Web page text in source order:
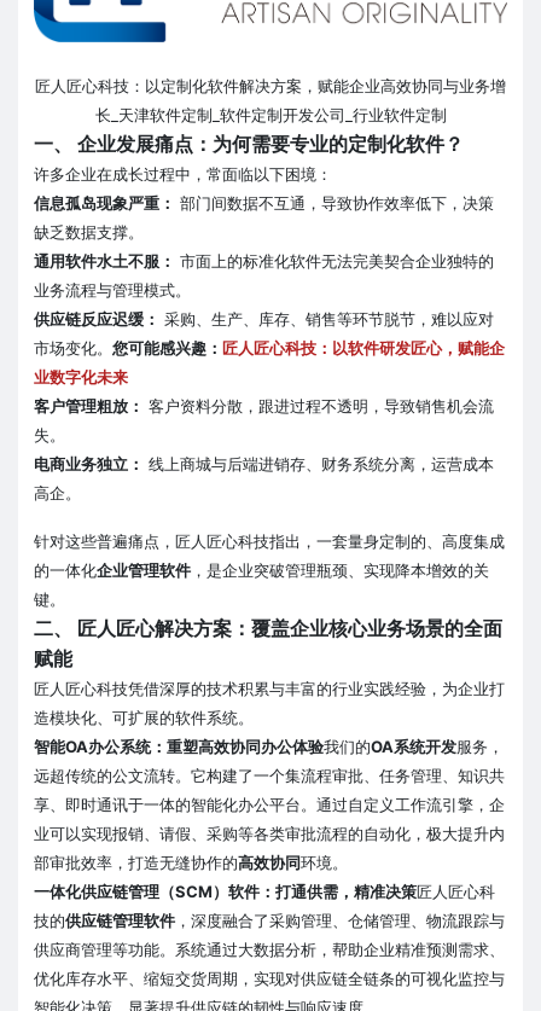
匠人匠心科技：以定制化软件解决方案，赋能企业高效协同与业务增
长_天津软件定制_软件定制开发公司_行业软件定制
一、 企业发展痛点：为何需要专业的定制化软件？
许多企业在成长过程中，常面临以下困境：
信息孤岛现象严重： 部门间数据不互通，导致协作效率低下，决策
缺乏数据支撑。
通用软件水土不服： 市面上的标准化软件无法完美契合企业独特的
业务流程与管理模式。
供应链反应迟缓： 采购、生产、库存、销售等环节脱节，难以应对
市场变化。 您可能感兴趣： 匠人匠心科技：以软件研发匠心，赋能企
业数字化未来
客户管理粗放： 客户资料分散，跟进过程不透明，导致销售机会流
失。
电商业务独立： 线上商城与后端进销存、财务系统分离，运营成本
高企。
针对这些普遍痛点，匠人匠心科技指出，一套量身定制的、高度集成
的一体化企业管理软件，是企业突破管理瓶颈、实现降本增效的关
键。
二、 匠人匠心解决方案：覆盖企业核心业务场景的全面
赋能
匠人匠心科技凭借深厚的技术积累与丰富的行业实践经验，为企业打
造模块化、可扩展的软件系统。
智能OA办公系统：重塑高效协同办公体验我们的OA系统开发服务，
远超传统的公文流转。它构建了一个集流程审批、任务管理、知识共
享、即时通讯于一体的智能化办公平台。通过自定义工作流引擎，企
业可以实现报销、请假、采购等各类审批流程的自动化，极大提升内
部审批效率，打造无缝协作的高效协同环境。
一体化供应链管理（SCM）软件：打通供需，精准决策匠人匠心科
技的供应链管理软件，深度融合了采购管理、仓储管理、物流跟踪与
供应商管理等功能。系统通过大数据分析，帮助企业精准预测需求、
优化库存水平、缩短交货周期，实现对供应链全链条的可视化监控与